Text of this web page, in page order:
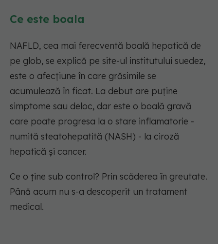
Ce este boala
NAFLD, cea mai ferecventă boală hepatică de
pe glob, se explică pe site-ul institutului suedez,
este o afecțiune în care grăsimile se
acumulează în ficat. La debut are puține
simptome sau deloc, dar este o boală gravă
care poate progresa la o stare inflamatorie -
numită steatohepatită (NASH) - la ciroză
hepatică și cancer.
Ce o ține sub control? Prin scăderea în greutate.
Până acum nu s-a descoperit un tratament
medical.